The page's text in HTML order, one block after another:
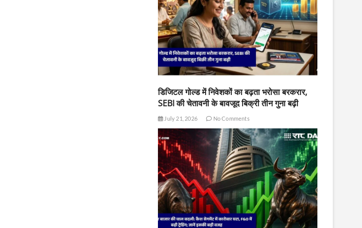
डिजिटल गोल्ड में निवेशकों का बढ़ता भरोसा बरकरार,
SEBI की चेतावनी के बावजूद बिक्री तीन गुना बढ़ी
July 21, 2026 No Comments